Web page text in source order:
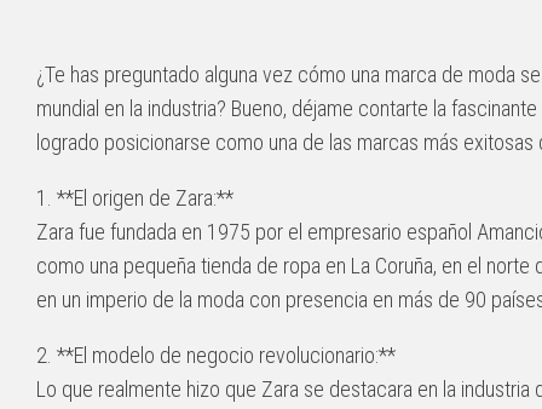
¿Te has preguntado alguna vez cómo una marca de moda
mundial en la industria? Bueno, déjame contarte la
logrado posicionarse como una de las marcas más exitosas
1. **El origen de Zara:**
Zara fue fundada en 1975 por el empresario español
como una pequeña tienda de ropa en La Coruña, en el norte
en un imperio de la moda con presencia en más de 90
2. **El modelo de negocio revolucionario:**
Lo que realmente hizo que Zara se destacara en la industria